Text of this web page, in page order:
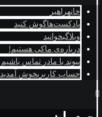
خانهراهبر
پادکست‌هاگوش کنید
وبلاگبخوانید
درباره‌ی ماکی هستیم!
پیوند با مادر تماس باشیم
حساب کاربریخوش آمدید